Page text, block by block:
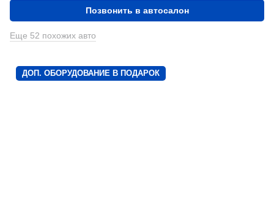
Позвонить в автосалон
Еще 52 похожих авто
ДОП. ОБОРУДОВАНИЕ В ПОДАРОК